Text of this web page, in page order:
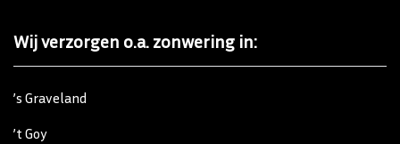
Wij verzorgen o.a. zonwering in:
’s Graveland
’t Goy